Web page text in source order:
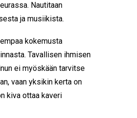
Nautitaan
ja musiikista.
kokemusta
Tavallisen ihmisen
ei myöskään tarvitse
vaan yksikin kerta on
kiva ottaa kaveri